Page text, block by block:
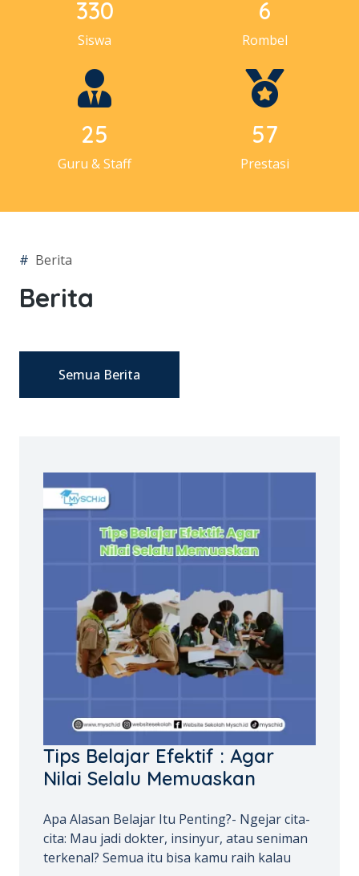
330
Siswa
6
Rombel
25
Guru & Staff
57
Prestasi
# Berita
Berita
Semua Berita
Tips Belajar Efektif : Agar
Nilai Selalu Memuaskan
Apa Alasan Belajar Itu Penting?- Ngejar cita-
cita: Mau jadi dokter, insinyur, atau seniman
terkenal? Semua itu bisa kamu raih kalau